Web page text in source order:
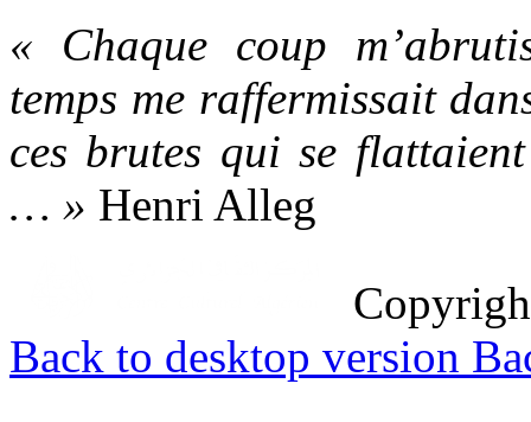
« Chaque coup
temps me raffermissait
ces brutes qui se
… » Henri Alleg
Back to desktop version